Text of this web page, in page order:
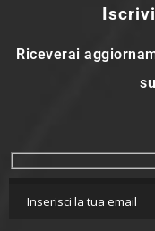
Riceverai